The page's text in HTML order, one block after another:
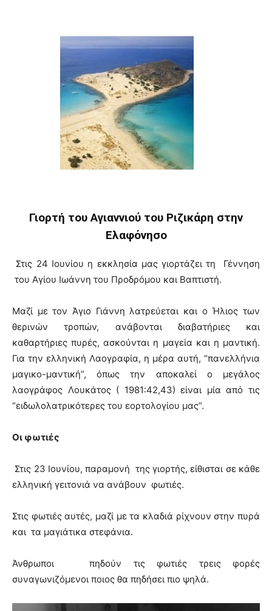
Γιορτή του Αγιαννιού του Ριζικάρη στην
Ελαφόνησο
Στις 24 Ιουνίου η εκκλησία μας γιορτάζει τη Γέννηση
του Αγίου Ιωάννη του Προδρόμου και Βαπτιστή.
Μαζί με τον Άγιο Γιάννη λατρεύεται και ο Ήλιος των
θερινών τροπών, ανάβονται διαβατήριες και
καθαρτήριες πυρές, ασκούνται η μαγεία και η μαντική.
Για την ελληνική Λαογραφία, η μέρα αυτή, “πανελλήνια
μαγικο-μαντική”, όπως την αποκαλεί ο μεγάλος
λαογράφος Λουκάτος ( 1981:42,43) είναι μία από τις
“ειδωλολατρικότερες του εορτολογίου μας”.
Οι φωτιές
Στις 23 Ιουνίου, παραμονή της γιορτής, είθισται σε κάθε
ελληνική γειτονιά να ανάβουν φωτιές.
Στις φωτιές αυτές, μαζί με τα κλαδιά ρίχνουν στην πυρά
και τα μαγιάτικα στεφάνια.
Άνθρωποι πηδούν τις φωτιές τρεις φορές
συναγωνιζόμενοι ποιος θα πηδήσει πιο ψηλά.